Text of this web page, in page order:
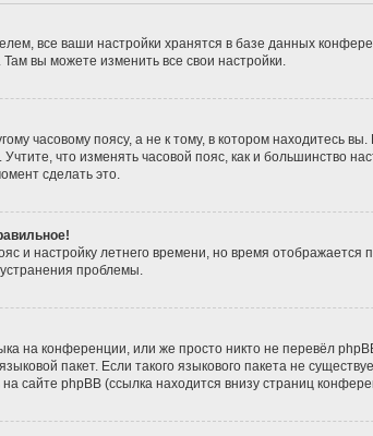
все ваши настройки хранятся в базе данных
вы можете изменить все свои настройки.
часовому поясу, а не к тому, в котором находитесь
что изменять часовой пояс, как и большинство
сделать это.
и настройку летнего времени, но время
проблемы.
на конференции, или же просто никто не перевёл
пакет. Если такого языкового пакета не
сайте phpBB (ссылка находится внизу страниц